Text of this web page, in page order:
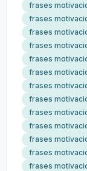
frases
frases
frases
frases
frases
frases
frases
frases
frases
frases
frases
frases
frases